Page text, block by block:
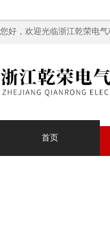
您好，欢迎光临浙江乾荣电气
首页